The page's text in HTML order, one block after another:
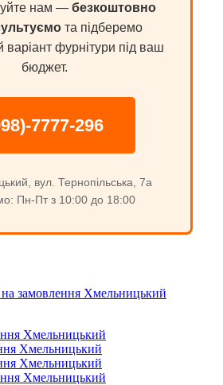
нам — безкоштовно
та підберемо
варіант фурнітури під ваш
бюджет.
7777-296
вул. Тернопільська, 7а
Пн-Пт з 10:00 до 18:00
замовлення Хмельницький
Хмельницький
Хмельницький
Хмельницький
Хмельницький